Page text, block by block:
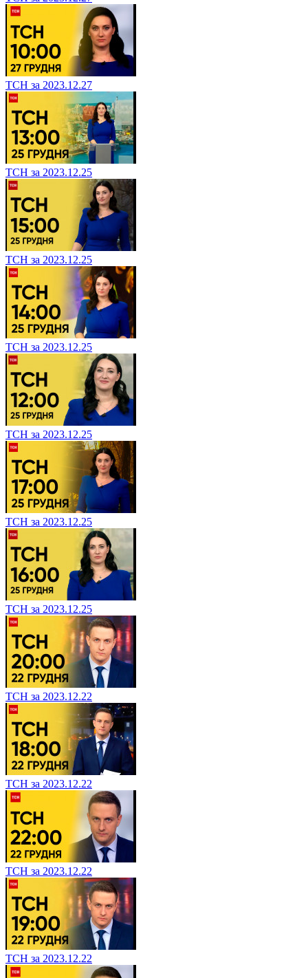
ТСН за 2023.12.27
ТСН за 2023.12.25
ТСН за 2023.12.25
ТСН за 2023.12.25
ТСН за 2023.12.25
ТСН за 2023.12.25
ТСН за 2023.12.25
ТСН за 2023.12.22
ТСН за 2023.12.22
ТСН за 2023.12.22
ТСН за 2023.12.22